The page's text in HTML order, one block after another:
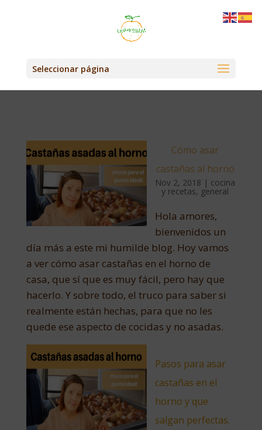
Seleccionar página
Cómo asar
castañas al horno
Nov 2, 2018 | cocina
y recetas, general
Hola amores,
bienvenidos un
día más a este mi humilde blog. Hoy vamos
a ver cómo asar castañas en el horno de
casa, que sí que es muy fácil, pero hay que
hacerlo. Y sobre todo, el truco para saber si
realmente están hechas, para que no les
quede ese aspecto de cocidas y no asadas.
Pasos para asar
castañas en el
horno y que
salgan perfectas.